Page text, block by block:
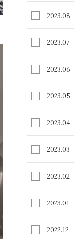
2023.08
2023.07
2023.06
2023.05
2023.04
2023.03
2023.02
2023.01
2022.12